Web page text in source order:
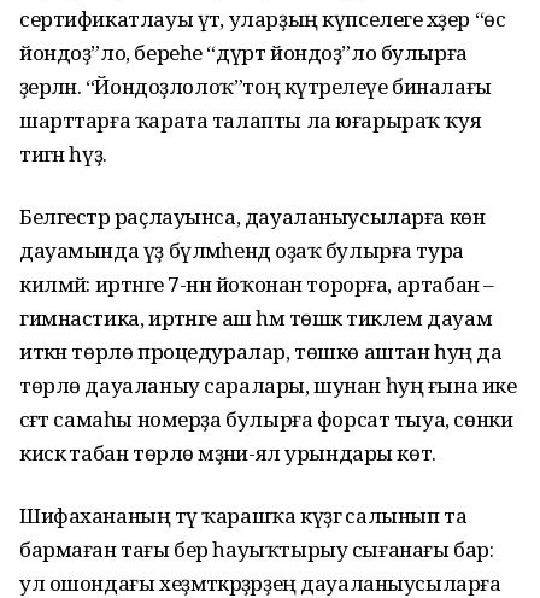
сертификатлауы үтә, уларҙың күпселеге хәҙер “өс
йондоҙ”ло, береһе “дүрт йондоҙ”ло булырға
әҙерләнә. “Йондоҙлолоҡ”тоң күтәрелеүе биналағы
шарттарға ҡарата талапты ла юғарыраҡ ҡуя
тигән һүҙ.
Белгестәр раҫлауынса, дауаланыу­сы­ларға көн
дауамында үҙ бүлмә­һендә оҙаҡ булырға тура
килмәй: иртәнге 7-нән йоҡонан торорға, артабан –
гимнастика, иртәнге аш һәм төшкә тиклем дауам
иткән төрлө процедуралар, төшкө аштан һуң да
төрлө дауа­ланыу саралары, шунан һуң ғына ике
сәғәт самаһы номерҙа булырға форсат тыуа, сөнки
кискә табан төрлө мәҙәни-ял урындары көтә.
Шифахананың тәү ҡарашҡа күҙгә салынып та
бармаған тағы бер һауыҡ­тырыу сығанағы бар:
ул ошондағы хеҙмәткәрҙәрҙең дауаланыусыларға